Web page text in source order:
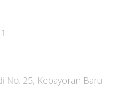
No. 25, Kebayoran Baru -